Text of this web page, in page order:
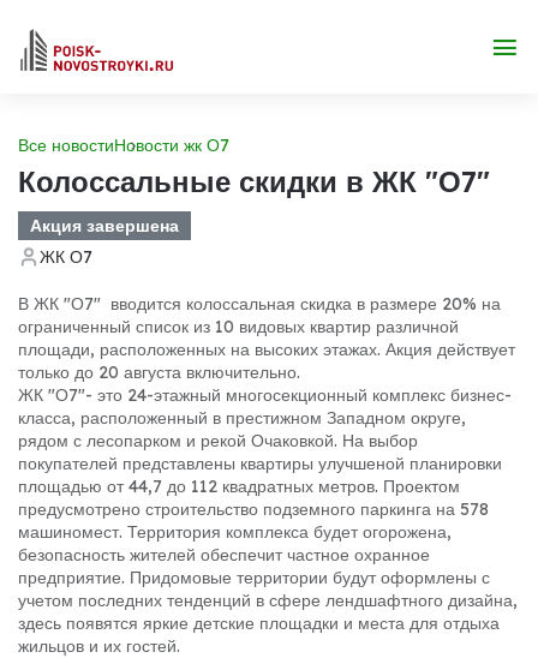
Все новостиНовости жк О7
Колоссальные скидки в ЖК "О7"
Акция завершена
ЖК О7
В ЖК "О7" вводится колоссальная скидка в размере 20% на
ограниченный список из 10 видовых квартир различной
площади, расположенных на высоких этажах. Акция действует
только до 20 августа включительно.
ЖК "О7"- это 24-этажный многосекционный комплекс бизнес-
класса, расположенный в престижном Западном округе,
рядом с лесопарком и рекой Очаковкой. На выбор
покупателей представлены квартиры улучшеной планировки
площадью от 44,7 до 112 квадратных метров. Проектом
предусмотрено строительство подземного паркинга на 578
машиномест. Территория комплекса будет огорожена,
безопасность жителей обеспечит частное охранное
предприятие. Придомовые территории будут оформлены с
учетом последних тенденций в сфере лендшафтного дизайна,
здесь появятся яркие детские площадки и места для отдыха
жильцов и их гостей.